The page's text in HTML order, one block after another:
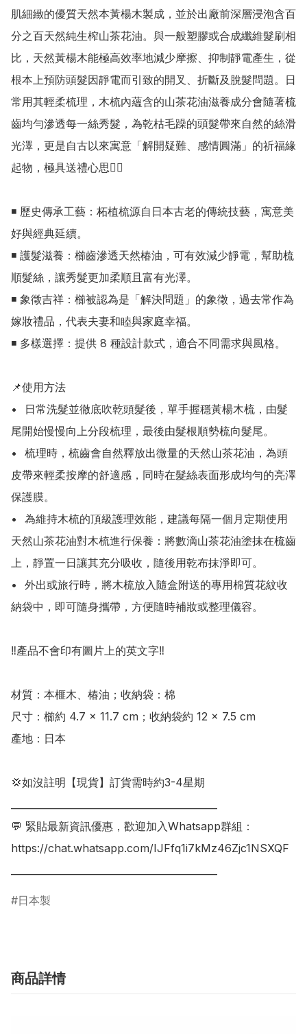
肌細緻的優質天然本黃楊木製成，並於出廠前深層浸泡含百
分之百天然純生榨山茶花油。與一般塑膠或合成纖維髮刷相
比，天然黃楊木能極高效率地減少摩擦、抑制靜電產生，從
根本上預防頭髮因靜電而引致的開叉、折斷及脫髮問題。日
常用其輕柔梳理，木梳內蘊含的山茶花油滋養成分會隨著梳
齒均勻滲透每一絲秀髮，為乾枯毛躁的頭髮帶來自然的絲滑
光澤，更是自古以來寓意「解開疑難、感情圓滿」的祈福緣
起物，極具送禮心思👍🏻
◾ 歷史傳承工藝：柘植梳源自日本古老的傳統技藝，寓意美
好與經典延續。
◾ 護髮滋養：櫛齒滲透天然椿油，可有效減少靜電，幫助梳
順髮絲，讓秀髮更加柔順且富有光澤。
◾ 象徵吉祥：櫛被認為是「解決問題」的象徵，過去常作為
嫁妝禮品，代表夫妻和睦與家庭幸福。
◾ 多樣選擇：提供 8 種設計款式，適合不同需求與風格。
📌使用方法
•	日常洗髮並徹底吹乾頭髮後，單手握穩黃楊木梳，由髮
尾開始慢慢向上分段梳理，最後由髮根順勢梳向髮尾。
•	梳理時，梳齒會自然釋放出微量的天然山茶花油，為頭
皮帶來輕柔按摩的舒適感，同時在髮絲表面形成均勻的亮澤
保護膜。
•	為維持木梳的頂級護理效能，建議每隔一個月定期使用
天然山茶花油對木梳進行保養：將數滴山茶花油塗抹在梳齒
上，靜置一日讓其充分吸收，隨後用乾布抹淨即可。
•	外出或旅行時，將木梳放入隨盒附送的專用棉質花紋收
納袋中，即可隨身攜帶，方便隨時補妝或整理儀容。
‼️產品不會印有圖片上的英文字‼️
材質：本榧木、椿油；收納袋：棉
尺寸：櫛約 4.7 × 11.7 cm；收納袋約 12 × 7.5 cm
產地：日本
💢如沒註明【現貨】訂貨需時約3-4星期
💬 緊貼最新資訊優惠，歡迎加入Whatsapp群組：
https://chat.whatsapp.com/IJFfq1i7kMz46Zjc1NSXQF
日本製
商品詳情